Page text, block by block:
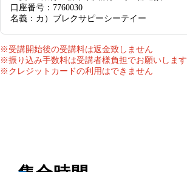
口座番号：7760030
名義：カ）ブレクサピーシーテイー
※受講開始後の受講料は返金致しません
※振り込み手数料は受講者様負担でお願いします
※クレジットカードの利用はできません